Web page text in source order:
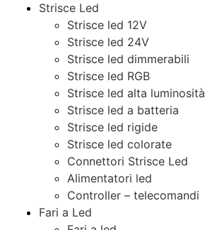
Strisce Led
Strisce led 12V
Strisce led 24V
Strisce led dimmerabili
Strisce led RGB
Strisce led alta luminosità
Strisce led a batteria
Strisce led rigide
Strisce led colorate
Connettori Strisce Led
Alimentatori led
Controller – telecomandi
Fari a Led